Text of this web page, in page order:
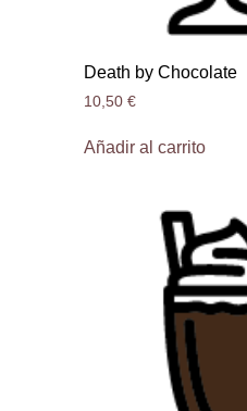
Death by Chocolate
10,50€
Añadir al carrito